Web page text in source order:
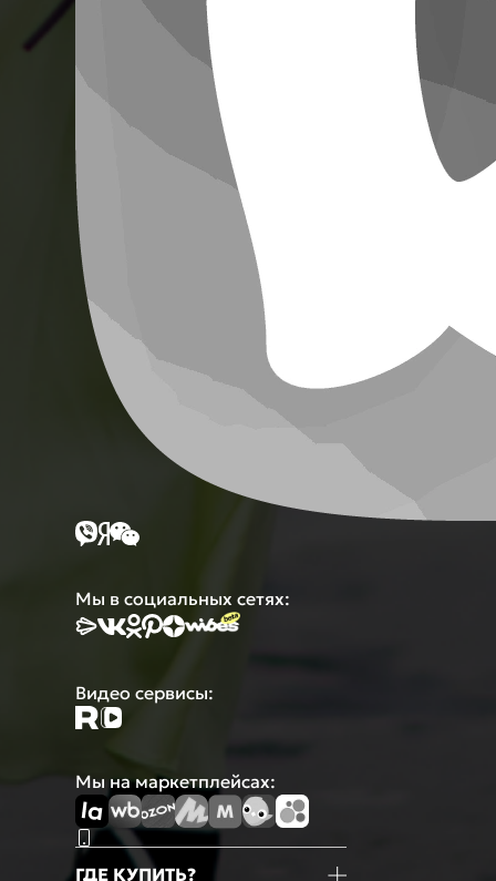
Мы в социальных сетях:
Видео сервисы:
Мы на маркетплейсах:
ГДЕ КУПИТЬ?